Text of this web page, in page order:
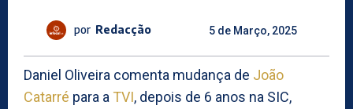
por Redacção 5 de Março, 2025
Daniel Oliveira comenta mudança de João
Catarré para a TVI, depois de 6 anos na SIC,